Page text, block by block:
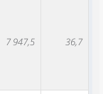
7 947,5 36,7